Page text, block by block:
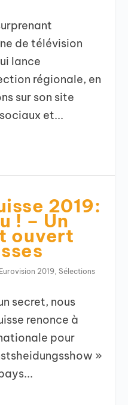
de télévision
lance
régionale, en
sur son site
et...
2019:
! – Un
ouvert
Eurovision 2019 ,Sélections
nous
renonce à
pour
»